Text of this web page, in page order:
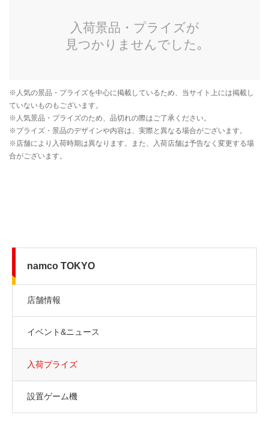
namco TOKYO
店舗情報
イベント&ニュース
入荷プライズ
設置ゲーム機